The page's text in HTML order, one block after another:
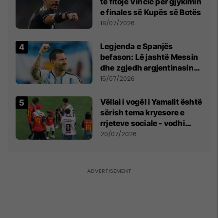
e finales së Kupës së Botës
18/07/2026
Legjenda e Spanjës
befason: Lë jashtë Messin
dhe zgjedh argjentinasin
më të mirë në botë
15/07/2026
Vëllai i vogël i Yamalit është
sërish tema kryesore e
rrjeteve sociale - vodhi
vëmendjen pas finales së
20/07/2026